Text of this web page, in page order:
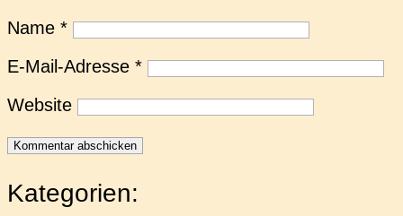
Name *
E-Mail-Adresse *
Website
Kategorien: